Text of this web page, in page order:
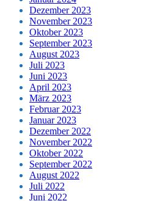
Dezember 2023
November 2023
Oktober 2023
September 2023
August 2023
Juli 2023
Juni 2023
April 2023
März 2023
Februar 2023
Januar 2023
Dezember 2022
November 2022
Oktober 2022
September 2022
August 2022
Juli 2022
Juni 2022